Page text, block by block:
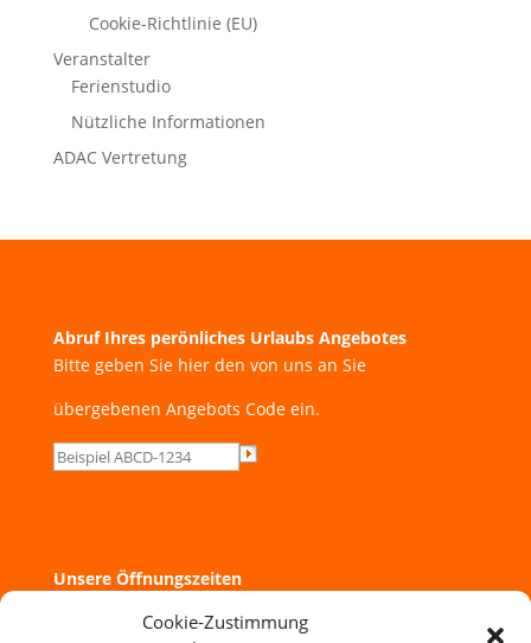
Cookie-Zustimmung
Cookie-Richtlinie (EU)
Veranstalter
Ferienstudio
Nützliche Informationen
ADAC Vertretung
Abruf Ihres perönliches Urlaubs Angebotes
Bitte geben Sie hier den von uns an Sie
übergebenen Angebots Code ein.
Unsere Öffnungszeiten
Montag bis Freitag: